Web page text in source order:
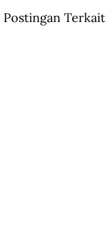
Postingan Terkait